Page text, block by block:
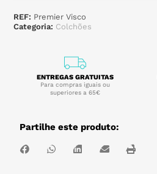
REF: Premier Visco
Categoria: Colchões
ENTREGAS GRATUITAS
Para compras iguais ou
superiores a 65€
Partilhe este produto: